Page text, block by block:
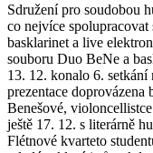
Sdružení pro soudobou
co nejvíce
basklarinet a live
souboru Duo BeNe a
13. 12. konalo 6.
prezentace
Benešové,
ještě 17. 12. s literárně
Flétnové kvarteto